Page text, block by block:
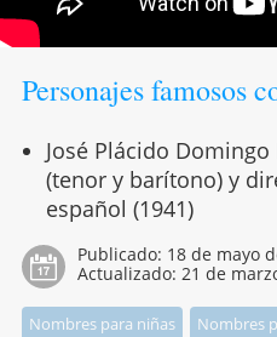
Personajes famosos
José Plácido
(tenor y barítono) y
español (1941)
Publicado: 18 de mayo
Actualizado: 21 de
Nombres para niñas Nombres